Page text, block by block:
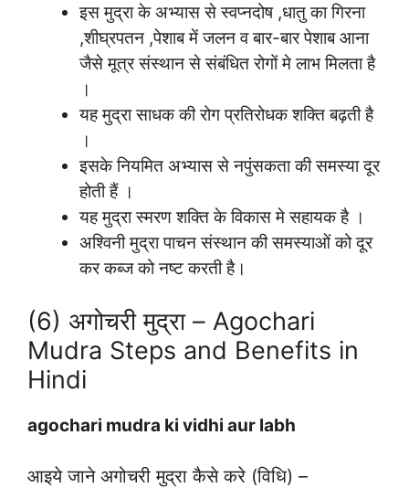
इस मुद्रा के अभ्यास से स्वप्नदोष ,धातु का गिरना
,शीघ्रपतन ,पेशाब में जलन व बार-बार पेशाब आना
जैसे मूत्र संस्थान से संबंधित रोगों मे लाभ मिलता है
।
यह मुद्रा साधक की रोग प्रतिरोधक शक्ति बढ़ती है
।
इसके नियमित अभ्यास से नपुंसकता की समस्या दूर
होती हैं ।
यह मुद्रा स्मरण शक्ति के विकास मे सहायक है ।
अश्विनी मुद्रा पाचन संस्थान की समस्याओं को दूर
कर कब्ज को नष्ट करती है।
(6) अगोचरी मुद्रा – Agochari
Mudra Steps and Benefits in
Hindi
agochari mudra ki vidhi aur labh
आइये जाने अगोचरी मुद्रा कैसे करे (विधि) –